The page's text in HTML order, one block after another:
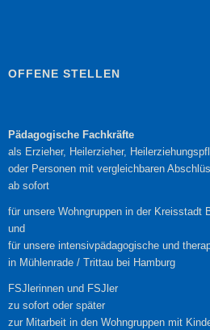
OFFENE STELLEN
Pädagogische Fachkräfte
als Erzieher, Heilerzieher,
oder Personen mit vergleichbaren
ab sofort
für unsere Wohngruppen in der Kreisstadt
und
für unsere intensivpädagogische und
in Mühlenrade / Trittau bei Hamburg
FSJlerinnen und FSJler
zu sofort oder später
zur Mitarbeit in den Wohngruppen mit